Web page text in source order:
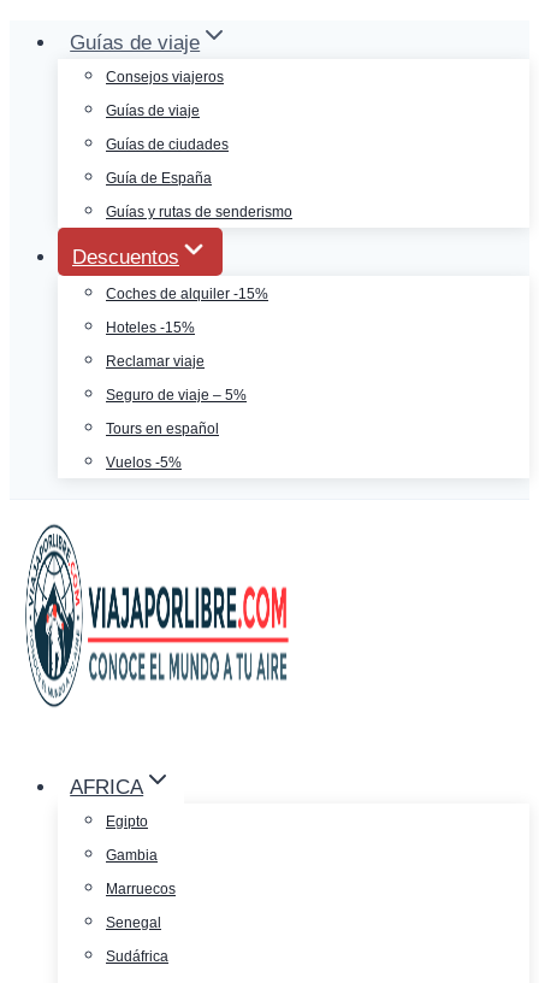
Saltar
contenido
Guías de viaje
Consejos viajeros
Guías de viaje
Guías de ciudades
Guía de España
Guías y rutas de senderismo
Descuentos
Coches de alquiler -15%
Hoteles -15%
Reclamar viaje
Seguro de viaje – 5%
Tours en español
Vuelos -5%
AFRICA
Egipto
Gambia
Marruecos
Senegal
Sudáfrica